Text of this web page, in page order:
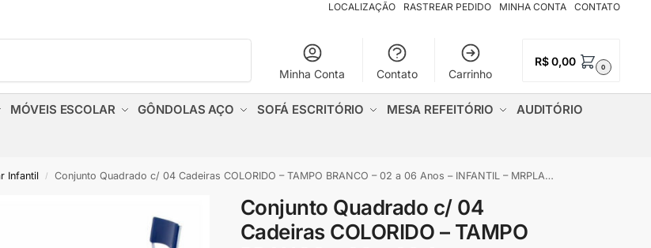
LOCALIZAÇÃO RASTREAR PEDIDO MINHA CONTA CONTATO
Minha Conta Contato Carrinho
R$0,00 0
MÓVEIS ESCOLAR GÔNDOLAS AÇO SOFÁ ESCRITÓRIO MESA REFEITÓRIO AUDITÓRIO
Infantil / Conjunto Quadrado c/ 04 Cadeiras COLORIDO – TAMPO BRANCO – 02 a 06 Anos – INFANTIL – MRPLAST – 41095
Conjunto Quadrado c/ 04
Cadeiras COLORIDO – TAMPO